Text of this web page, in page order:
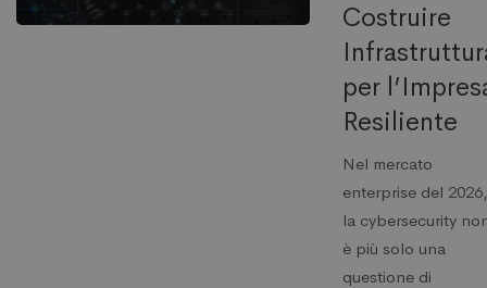
Costruire
per
Resiliente
Nel mercato
enterprise del 2026,
la cybersecurity
è più solo una
questione di